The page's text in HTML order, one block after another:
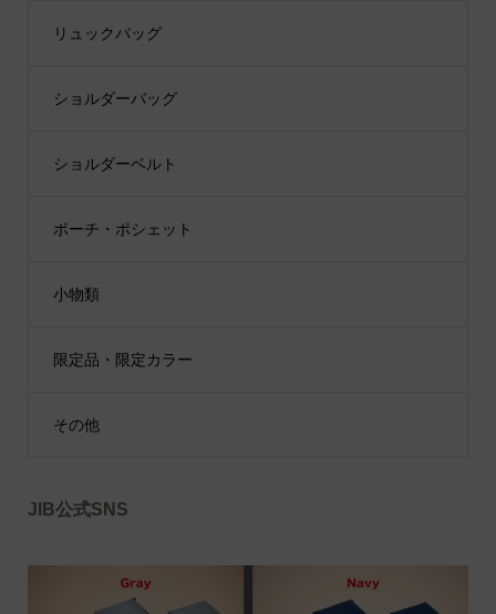
リュックバッグ
ショルダーバッグ
ショルダーベルト
ポーチ・ポシェット
小物類
限定品・限定カラー
その他
JIB公式SNS